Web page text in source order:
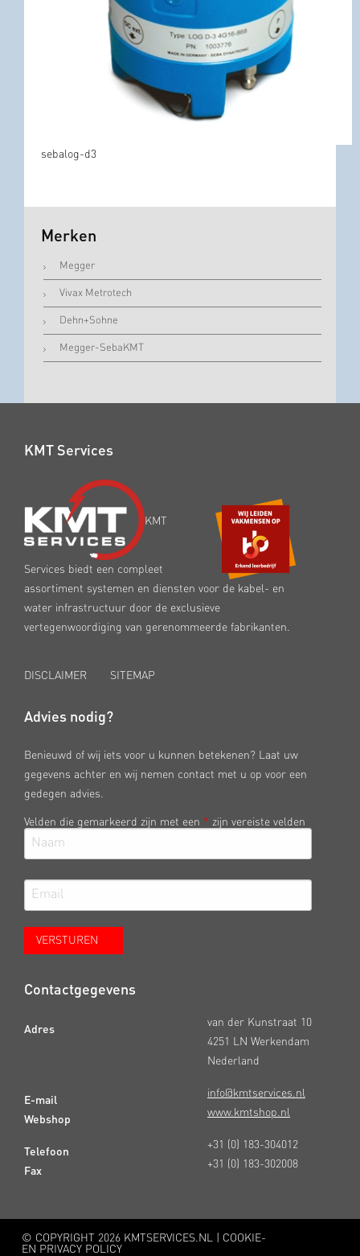
sebalog-d3
Merken
Megger
Vivax Metrotech
Dehn+Sohne
Megger-SebaKMT
KMT Services
KMT
Services biedt een compleet
assortiment systemen en diensten voor de kabel- en
water infrastructuur door de exclusieve
vertegenwoordiging van gerenommeerde fabrikanten.
DISCLAIMER SITEMAP
Advies nodig?
Benieuwd of wij iets voor u kunnen betekenen? Laat uw
gegevens achter en wij nemen contact met u op voor een
gedegen advies.
Velden die gemarkeerd zijn met een * zijn vereiste velden
Contactgegevens
Adres
E-mail
Webshop
Telefoon
Fax
van der Kunstraat 10
4251 LN Werkendam
Nederland
info@kmtservices.nl
www.kmtshop.nl
+31 (0) 183-304012
+31 (0) 183-302008
© COPYRIGHT 2026 KMTSERVICES.NL | COOKIE-
EN PRIVACY POLICY